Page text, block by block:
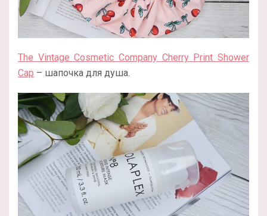
The Vintage Cosmetic Company Cherry Print Shower
Cap – шапочка для душа.